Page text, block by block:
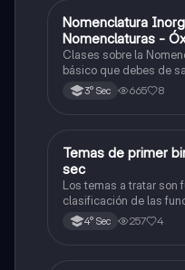
Química
Nomenclatura
Nomenclaturas -
Hidróxido o Bases
Clases sobre la
básico que debes de
2025)3° Sec 665 8
Química
Temas de primer
sec
Los temas a tratar son
clasificación de las
y los óxidos ácidos
4° Sec 257 4